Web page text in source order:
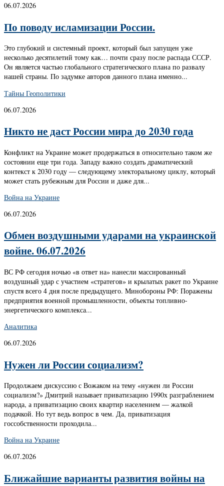
06.07.2026
По поводу исламизации России.
Это глубокий и системный проект, который был запущен уже
несколько десятилетий тому как… почти сразу после распада СССР.
Он является частью глобального стратегического плана по развалу
нашей страны. По задумке авторов данного плана именно...
Тайны Геополитики
06.07.2026
Никто не даст России мира до 2030 года
Конфликт на Украине может продержаться в относительно таком же
состоянии еще три года. Западу важно создать драматический
контекст к 2030 году — следующему электоральному циклу, который
может стать рубежным для России и даже для...
Война на Украине
06.07.2026
Обмен воздушными ударами на украинской
войне. 06.07.2026
ВС РФ сегодня ночью «в ответ на» нанесли массированный
воздушный удар с участием «стратегов» и крылатых ракет по Украине
спустя всего 4 дня после предыдущего. Минобороны РФ: Поражены
предприятия военной промышленности, объекты топливно-
энергетического комплекса...
Аналитика
06.07.2026
Нужен ли России социализм?
Продолжаем дискуссию с Вожаком на тему «нужен ли России
социализм?» Дмитрий называет приватизацию 1990х разграблением
народа, а приватизацию своих квартир населением — жалкой
подачкой. Но тут ведь вопрос в чем. Да, приватизация
госсобственности проходила...
Война на Украине
06.07.2026
Ближайшие варианты развития войны на